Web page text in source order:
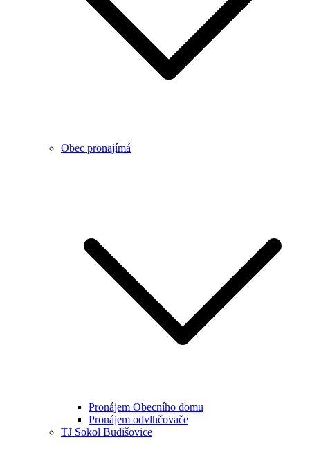
Obec pronajímá
Pronájem Obecního domu
Pronájem odvlhčovače
TJ Sokol Budišovice